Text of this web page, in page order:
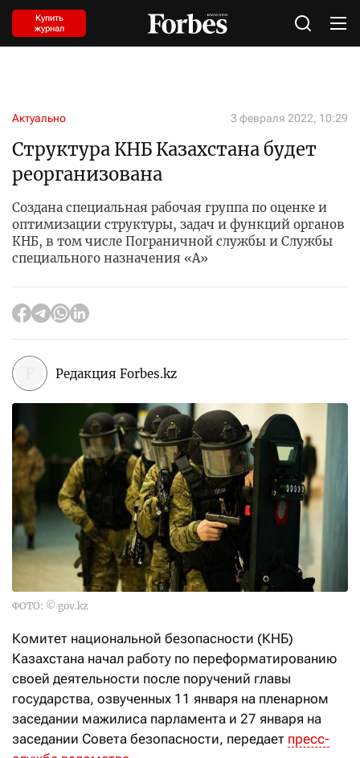
Купить
журнал
Актуально 3 февраля 2022, 10:29
Структура КНБ Казахстана будет
реорганизована
Создана специальная рабочая группа по оценке и
оптимизации структуры, задач и функций органов
КНБ, в том числе Пограничной службы и Службы
специального назначения «А»
Редакция Forbes.kz
ФОТО: © gov.kz
Комитет национальной безопасности (КНБ)
Казахстана начал работу по переформатированию
своей деятельности после поручений главы
государства, озвученных 11 января на пленарном
заседании мажилиса парламента и 27 января на
заседании Совета безопасности, передает пресс-